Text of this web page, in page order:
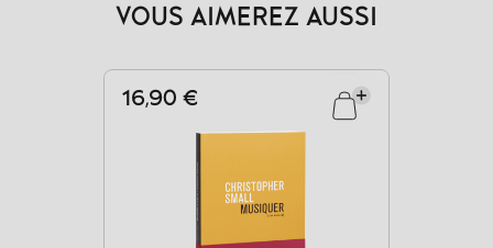
VOUS AIMEREZ AUSSI
16,90 €